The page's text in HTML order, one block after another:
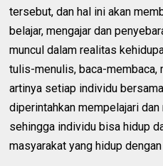
tersebut, dan hal ini akan
belajar, mengajar dan
muncul dalam realitas
tulis-menulis, baca-membaca,
artinya setiap individu
diperintahkan mempelajari
sehingga individu bisa hidup
masyarakat yang hidup